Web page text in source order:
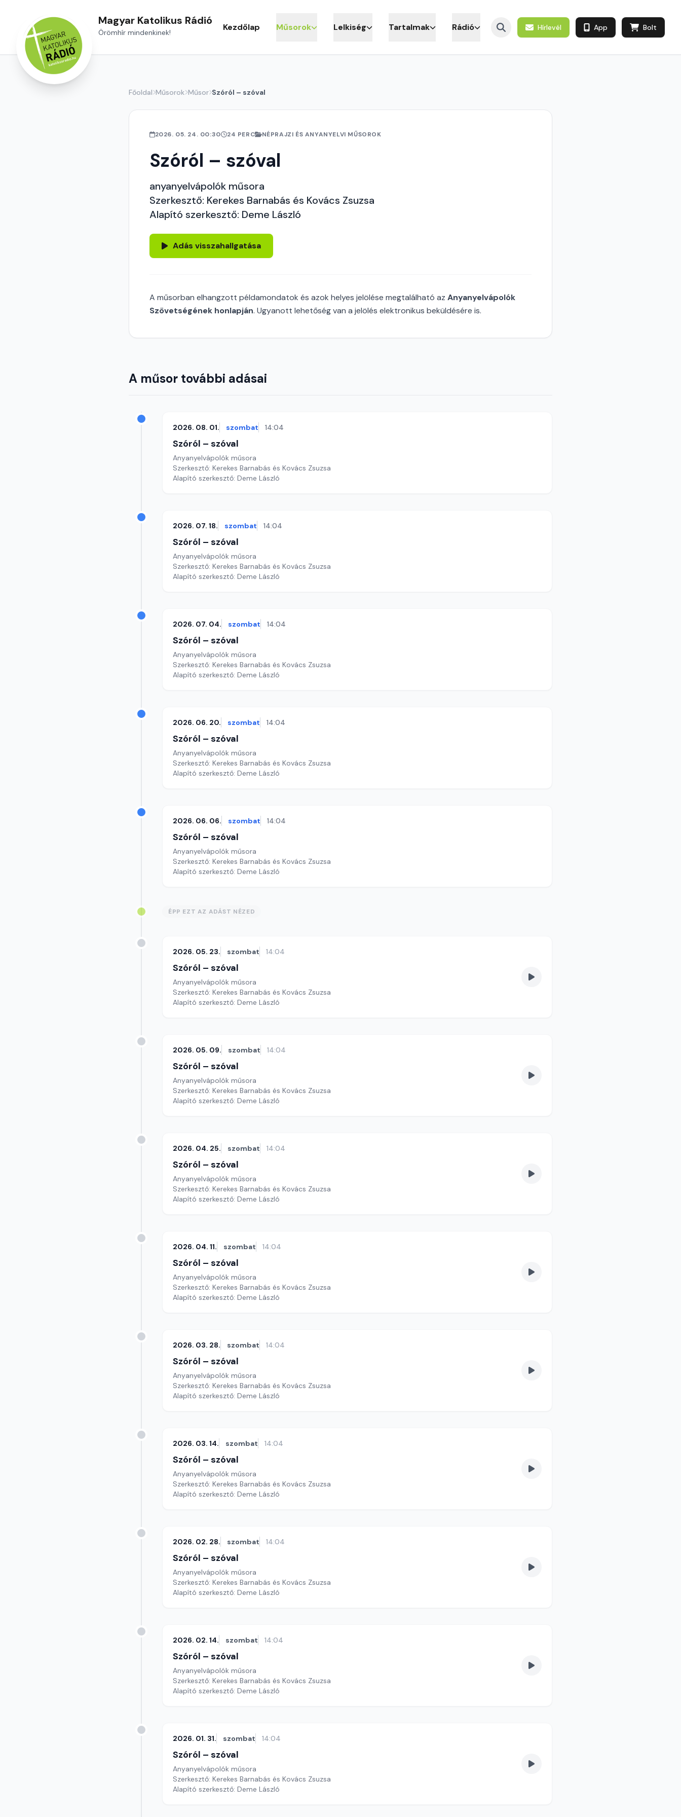
Magyar Katolikus Rádió
Örömhír mindenkinek! Kezdőlap Műsorok Lelkiség Tartalmak Rádió Hírlevél App Bolt
Főoldal Műsorok Műsor Szóról – szóval
2026. 05. 24. 00:30 24 PERC NÉPRAJZI ÉS ANYANYELVI MŰSOROK
Szóról – szóval
anyanyelvápolók műsora
Szerkesztő: Kerekes Barnabás és Kovács Zsuzsa
Alapító szerkesztő: Deme László
Adás visszahallgatása
A műsorban elhangzott példamondatok és azok helyes jelölése megtalálható az Anyanyelvápolók
Szövetségének honlapján. Ugyanott lehetőség van a jelölés elektronikus beküldésére is.
A műsor további adásai
2026. 08. 01. szombat 14:04
Szóról – szóval
Anyanyelvápolók műsora
Szerkesztő: Kerekes Barnabás és Kovács Zsuzsa
Alapító szerkesztő: Deme László
2026. 07. 18. szombat 14:04
Szóról – szóval
Anyanyelvápolók műsora
Szerkesztő: Kerekes Barnabás és Kovács Zsuzsa
Alapító szerkesztő: Deme László
2026. 07. 04. szombat 14:04
Szóról – szóval
Anyanyelvápolók műsora
Szerkesztő: Kerekes Barnabás és Kovács Zsuzsa
Alapító szerkesztő: Deme László
2026. 06. 20. szombat 14:04
Szóról – szóval
Anyanyelvápolók műsora
Szerkesztő: Kerekes Barnabás és Kovács Zsuzsa
Alapító szerkesztő: Deme László
2026. 06. 06. szombat 14:04
Szóról – szóval
Anyanyelvápolók műsora
Szerkesztő: Kerekes Barnabás és Kovács Zsuzsa
Alapító szerkesztő: Deme László
ÉPP EZT AZ ADÁST NÉZED
2026. 05. 23. szombat 14:04
Szóról – szóval
Anyanyelvápolók műsora
Szerkesztő: Kerekes Barnabás és Kovács Zsuzsa
Alapító szerkesztő: Deme László
2026. 05. 09. szombat 14:04
Szóról – szóval
Anyanyelvápolók műsora
Szerkesztő: Kerekes Barnabás és Kovács Zsuzsa
Alapító szerkesztő: Deme László
2026. 04. 25. szombat 14:04
Szóról – szóval
Anyanyelvápolók műsora
Szerkesztő: Kerekes Barnabás és Kovács Zsuzsa
Alapító szerkesztő: Deme László
2026. 04. 11. szombat 14:04
Szóról – szóval
Anyanyelvápolók műsora
Szerkesztő: Kerekes Barnabás és Kovács Zsuzsa
Alapító szerkesztő: Deme László
2026. 03. 28. szombat 14:04
Szóról – szóval
Anyanyelvápolók műsora
Szerkesztő: Kerekes Barnabás és Kovács Zsuzsa
Alapító szerkesztő: Deme László
2026. 03. 14. szombat 14:04
Szóról – szóval
Anyanyelvápolók műsora
Szerkesztő: Kerekes Barnabás és Kovács Zsuzsa
Alapító szerkesztő: Deme László
2026. 02. 28. szombat 14:04
Szóról – szóval
Anyanyelvápolók műsora
Szerkesztő: Kerekes Barnabás és Kovács Zsuzsa
Alapító szerkesztő: Deme László
2026. 02. 14. szombat 14:04
Szóról – szóval
Anyanyelvápolók műsora
Szerkesztő: Kerekes Barnabás és Kovács Zsuzsa
Alapító szerkesztő: Deme László
2026. 01. 31. szombat 14:04
Szóról – szóval
Anyanyelvápolók műsora
Szerkesztő: Kerekes Barnabás és Kovács Zsuzsa
Alapító szerkesztő: Deme László